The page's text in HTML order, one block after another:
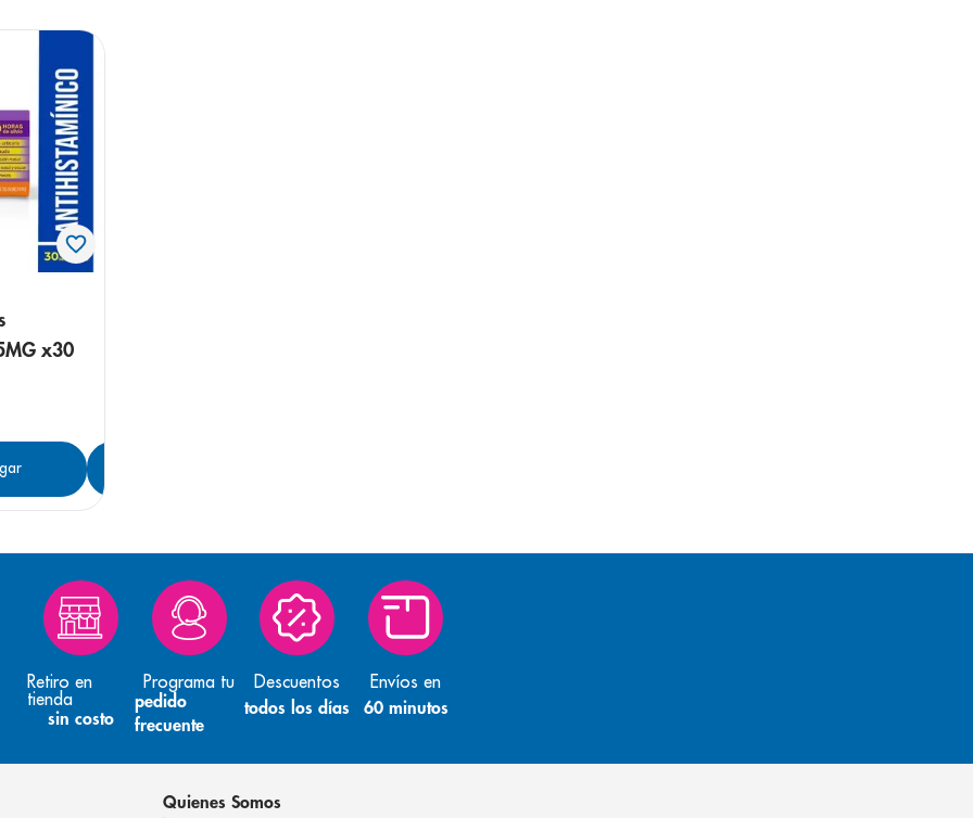
x30
Retiro en
tienda
sin costo
Programa tu
pedido
frecuente
Descuentos
todos los días
Envíos en
60 minutos
Quienes Somos